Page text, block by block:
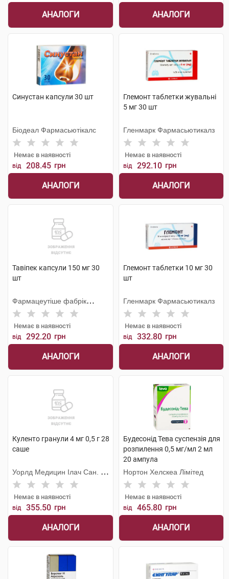
АНАЛОГИ АНАЛОГИ
Синустан капсули 30 шт
Біодеал Фармасьютікалс
Немає в наявності
від 208.45 грн
АНАЛОГИ
Глемонт таблетки жувальні
5 мг 30 шт
Гленмарк Фармасьютикалз
Немає в наявності
від 292.10 грн
АНАЛОГИ
Тавіпек капсули 150 мг 30
шт
Фармацеутіше фабрік
Монтавіт
Немає в наявності
від 292.20 грн
АНАЛОГИ
Глемонт таблетки 10 мг 30
шт
Гленмарк Фармасьютикалз
Немає в наявності
від 332.80 грн
АНАЛОГИ
Куленто гранули 4 мг 0,5 г 28
саше
Уорлд Медицин Ілач Сан. Ве
Тідж
Немає в наявності
від 355.50 грн
АНАЛОГИ
Будесонід Тева суспензія для
розпилення 0,5 мг/мл 2 мл
20 ампула
Нортон Хелскеа Лімітед
Немає в наявності
від 465.80 грн
АНАЛОГИ